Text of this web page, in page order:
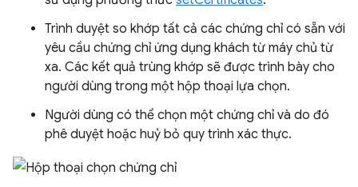
Trình duyệt so khớp tất cả các chứng chỉ có sẵn với
yêu cầu chứng chỉ ứng dụng khách từ máy chủ từ
xa. Các kết quả trùng khớp sẽ được trình bày cho
người dùng trong một hộp thoại lựa chọn.
Người dùng có thể chọn một chứng chỉ và do đó
phê duyệt hoặc huỷ bỏ quy trình xác thực.